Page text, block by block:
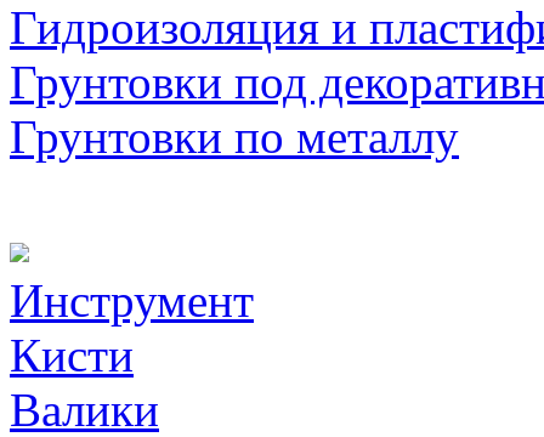
Гидроизоляция и
Грунтовки под
Грунтовки по металлу
Инструмент
Кисти
Валики